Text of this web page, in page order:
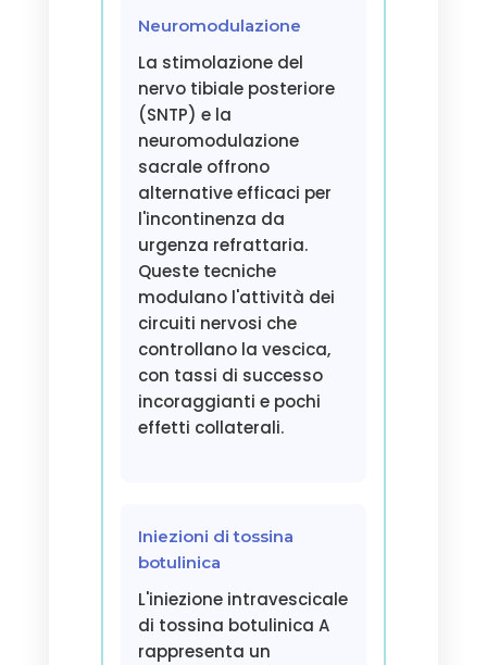
Neuromodulazione
La stimolazione del
nervo tibiale posteriore
(SNTP) e la
neuromodulazione
sacrale offrono
alternative efficaci per
l'incontinenza da
urgenza refrattaria.
Queste tecniche
modulano l'attività dei
circuiti nervosi che
controllano la vescica,
con tassi di successo
incoraggianti e pochi
effetti collaterali.
Iniezioni di tossina
botulinica
L'iniezione intravescicale
di tossina botulinica A
rappresenta un